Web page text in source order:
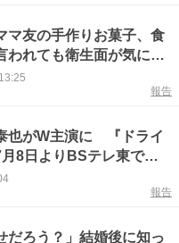
マ友の手作りお菓子、食
われても衛生面が気にな
報告
也がW主演に 『ドライ
8日よりBSテレ東で放
報告
だろう？」結婚後に知っ